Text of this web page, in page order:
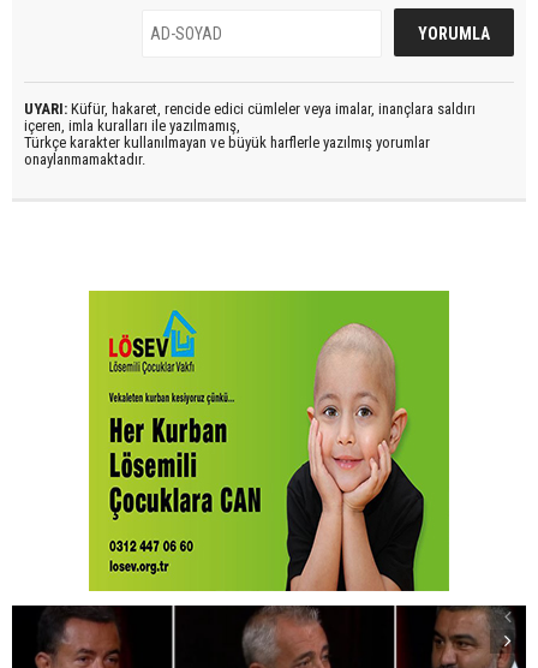
UYARI: Küfür, hakaret, rencide edici cümleler veya imalar, inançlara saldırı
içeren, imla kuralları ile yazılmamış,
Türkçe karakter kullanılmayan ve büyük harflerle yazılmış yorumlar
onaylanmamaktadır.